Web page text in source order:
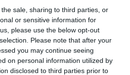
sale, sharing to third parties, or
or sensitive information for
please use the below opt-out
Please note that after your
you may continue seeing
on personal information utilized by
disclosed to third parties prior to